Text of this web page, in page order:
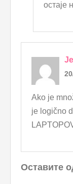
остаје
Ako je
je logično
Оставите